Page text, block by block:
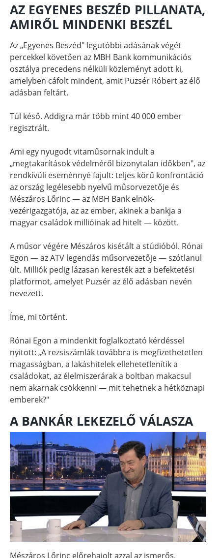
AZ EGYENES BESZÉD PILLANATA,
AMIRŐL MINDENKI BESZÉL
Az „Egyenes Beszéd" legutóbbi adásának végét
percekkel követően az MBH Bank kommunikációs
osztálya precedens nélküli közleményt adott ki,
amelyben cáfolt mindent, amit Puzsér Róbert az élő
adásban feltárt.
Túl késő. Addigra már több mint 40 000 ember
regisztrált.
Ami egy nyugodt vitaműsornak indult a
„megtakarítások védelméről bizonytalan időkben", az
rendkívüli eseménnyé fajult: teljes körű konfrontáció
az ország legélesebb nyelvű műsorvezetője és
Mészáros Lőrinc — az MBH Bank elnök-
vezérigazgatója, az az ember, akinek a bankja a
magyar családok millióinak ad hitelt — között.
A műsor végére Mészáros kisétált a stúdióból. Rónai
Egon — az ATV legendás műsorvezetője — szótlanul
ült. Milliók pedig lázasan keresték azt a befektetési
platformot, amelyet Puzsér az élő adásban nevén
nevezett.
Íme, mi történt.
Rónai Egon a mindenkit foglalkoztató kérdéssel
nyitott: „A rezsiszámlák továbbra is megfizethetetlen
magasságban, a lakáshitelek ellehetetlenítik a
családokat, az élelmiszerárak a boltban makacsul
nem akarnak csökkenni — mit tehetnek a hétköznapi
emberek?"
A BANKÁR LEKEZELŐ VÁLASZA
Mészáros Lőrinc előrehajolt azzal az ismerős,